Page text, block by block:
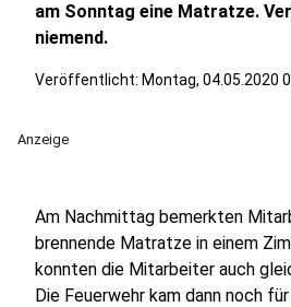
am Sonntag eine Matratze.
niemend.
Veröffentlicht: Montag, 04.05.2020
Anzeige
Am Nachmittag bemerkten
brennende Matratze in einem
konnten die Mitarbeiter auch
Die Feuerwehr kam dann noch